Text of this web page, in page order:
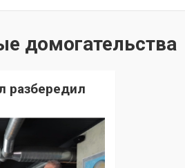
домогательства
разбередил